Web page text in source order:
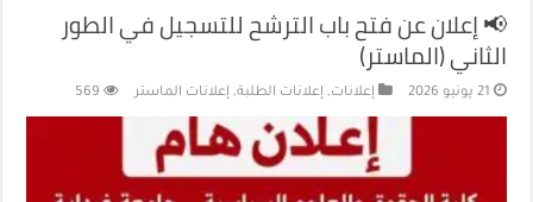
📢 إعلان عن فتح باب الترشح للتسجيل في الطور
الثاني (الماستر)
21 يونيو 2026 إعلانات, إعلانات الطلبة, إعلانات الماستر 569